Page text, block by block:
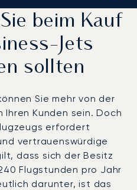
beim Kauf
Jets
sollten
Sie mehr von der
Kunden sein. Doch
erfordert
vertrauenswürdige
dass sich der Besitz
Flugstunden pro Jahr
darunter, ist das